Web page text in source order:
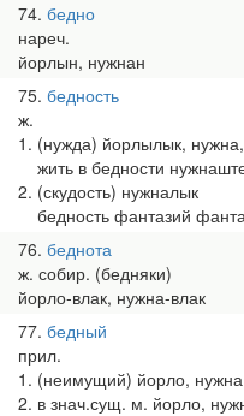
74 бедно
нареч.
йорлын, нужнан
75 бедность
ж.
1. (нужда) йорлылык,
жить в бедности
2. (скудость) нужналык
бедность фантазий
76 беднота
ж. собир. (бедняки)
йорло-влак, нужна-влак
77 бедный
прил.
1. (неимущий) йорло,
2. в знач.сущ. м. йорло,